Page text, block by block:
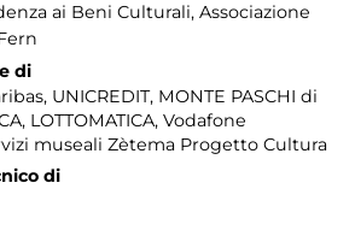
ai Beni Culturali, Associazione
di
UNICREDIT, MONTE PASCHI di
LOTTOMATICA, Vodafone
museali Zètema Progetto Cultura
di